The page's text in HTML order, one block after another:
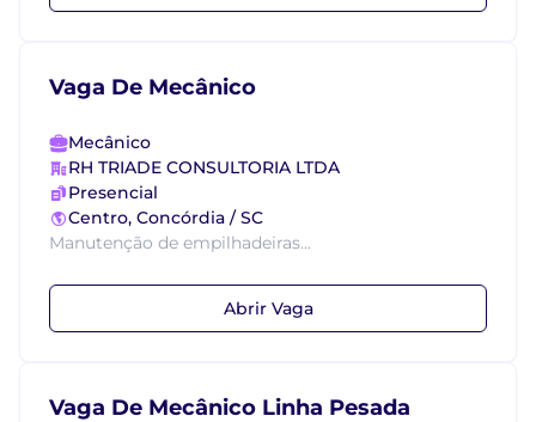
Vaga De Mecânico
Mecânico
RH TRIADE CONSULTORIA LTDA
Presencial
Centro, Concórdia / SC
Manutenção de empilhadeiras...
Abrir Vaga
Vaga De Mecânico Linha Pesada